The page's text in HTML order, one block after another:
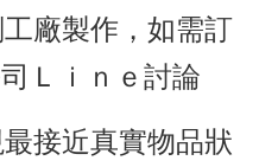
廠製作，如需訂
Ｌｉｎｅ討論
接近真實物品狀